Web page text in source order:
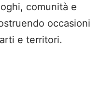
comunità e
occasioni
e territori.